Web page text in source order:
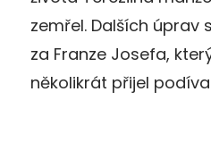
zemřel. Dalších úprav
za Franze Josefa,
několikrát přijel